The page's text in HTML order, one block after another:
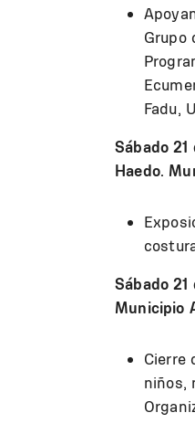
Grupo
Fadu,
Sábado
Haedo.
Sábado
Municipio
Cierre
niños,